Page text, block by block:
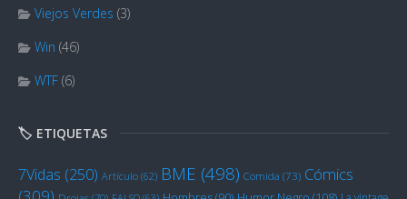
Viejos Verdes (3)
Win (46)
WTF (6)
🏷️ ETIQUETAS
7Vidas (250) Artículo (62) BME (498) Comida (73) Cómics